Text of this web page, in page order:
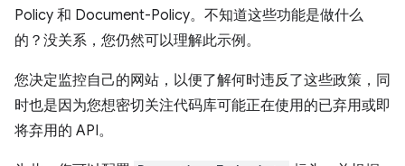
Policy 和 Document-Policy。不知道这些功能是做什么
的？没关系，您仍然可以理解此示例。
您决定监控自己的网站，以便了解何时违反了这些政策，同
时也是因为您想密切关注代码库可能正在使用的已弃用或即
将弃用的 API。